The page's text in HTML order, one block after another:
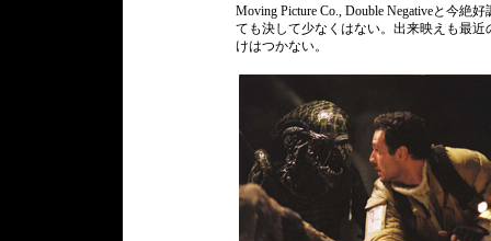
Moving Picture Co., Double Negativeと今
ても決して少なくはない。出来映えも最
けはつかない。